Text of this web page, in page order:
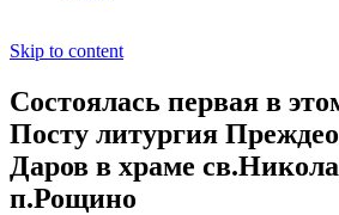
Skip to content
Состоялась первая в
Посту литургия
Даров в храме
п.Рощино